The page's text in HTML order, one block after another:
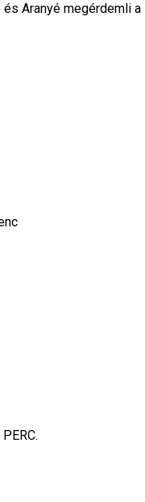
Aranyé megérdemli a